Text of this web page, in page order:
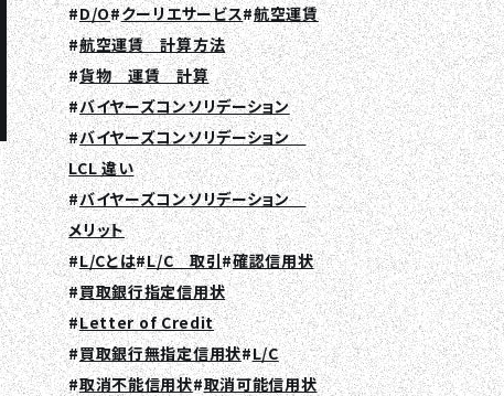
D/O クーリエサービス 航空運賃
航空運賃 計算方法
貨物 運賃 計算
バイヤーズコンソリデーション
バイヤーズコンソリデーション
LCL 違い
バイヤーズコンソリデーション
メリット
L/Cとは L/C 取引 確認信用状
買取銀行指定信用状
Letter of Credit
買取銀行無指定信用状 L/C
取消不能信用状 取消可能信用状